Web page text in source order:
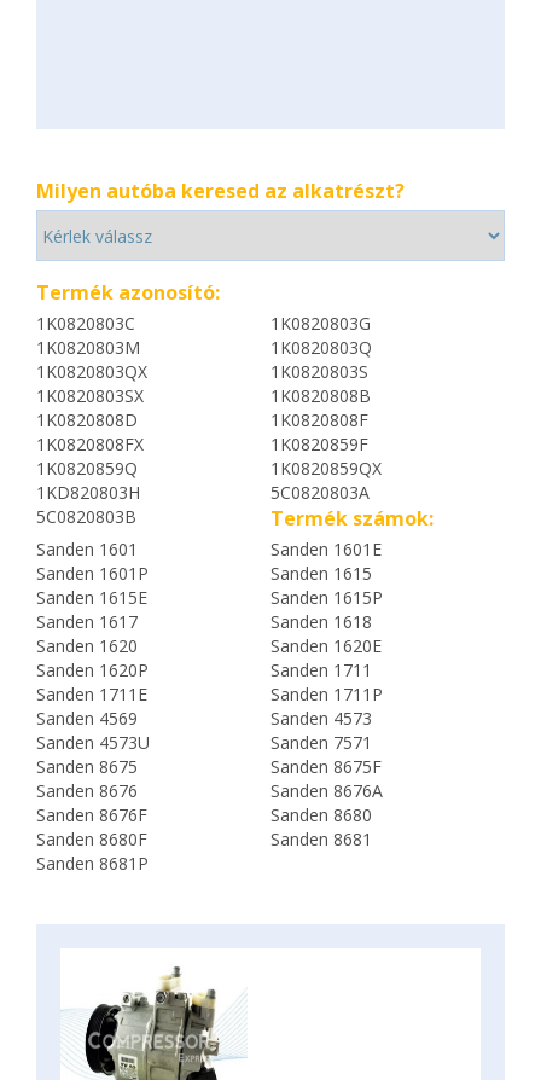
Milyen autóba keresed az alkatrészt?
Termék azonosító:
1K0820803C
1K0820803G
1K0820803M
1K0820803Q
1K0820803QX
1K0820803S
1K0820803SX
1K0820808B
1K0820808D
1K0820808F
1K0820808FX
1K0820859F
1K0820859Q
1K0820859QX
1KD820803H
5C0820803A
5C0820803B
Termék számok:
Sanden 1601
Sanden 1601E
Sanden 1601P
Sanden 1615
Sanden 1615E
Sanden 1615P
Sanden 1617
Sanden 1618
Sanden 1620
Sanden 1620E
Sanden 1620P
Sanden 1711
Sanden 1711E
Sanden 1711P
Sanden 4569
Sanden 4573
Sanden 4573U
Sanden 7571
Sanden 8675
Sanden 8675F
Sanden 8676
Sanden 8676A
Sanden 8676F
Sanden 8680
Sanden 8680F
Sanden 8681
Sanden 8681P